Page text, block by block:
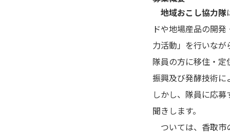
地域おこし協力隊
ドや地場産品の開
力活動」を行いな
隊員の方に移住・
振興及び発酵技術に
しかし、隊員に応
聞きします。
ついては、香取市